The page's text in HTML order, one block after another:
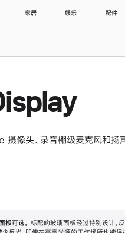
家居 娱乐 配件
头、录音棚级麦克风和扬声
持出色画质。
板可选。 标配的玻璃面板经过特别设计，